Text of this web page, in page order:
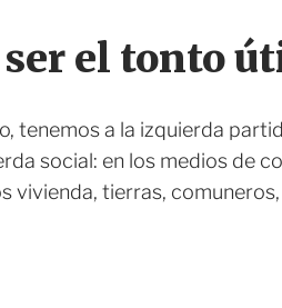
el tonto
tenemos a la izquierda
social: en los medios de
vivienda, tierras, comuneros,